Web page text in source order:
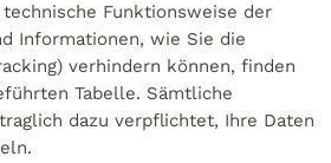
Funktionsweise der
Informationen, wie Sie die
verhindern können, finden
Tabelle. Sämtliche
dazu verpflichtet, Ihre Daten